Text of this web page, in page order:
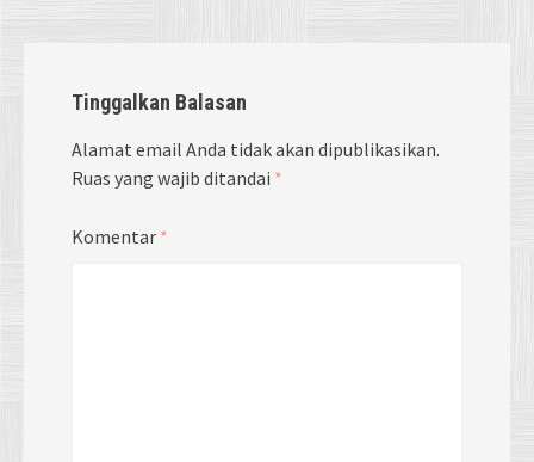
Tinggalkan Balasan
Alamat email Anda tidak akan dipublikasikan.
Ruas yang wajib ditandai *
Komentar *